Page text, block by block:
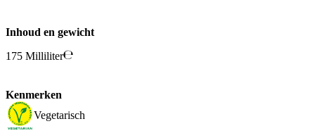
Inhoud en gewicht
175 Milliliter
Kenmerken
Vegetarisch